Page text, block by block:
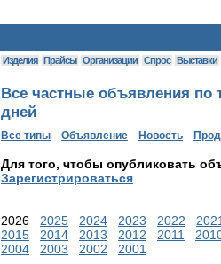
Изделия Прайсы Организации Спрос Выставки
Все частные объявления по
дней
Все типы Объявление Новость
Для того, чтобы опубликовать
Зарегистрироваться
2026 2025 2024 2023 2022
2015
2014 2013 2012 2011
2004
2003 2002
2001